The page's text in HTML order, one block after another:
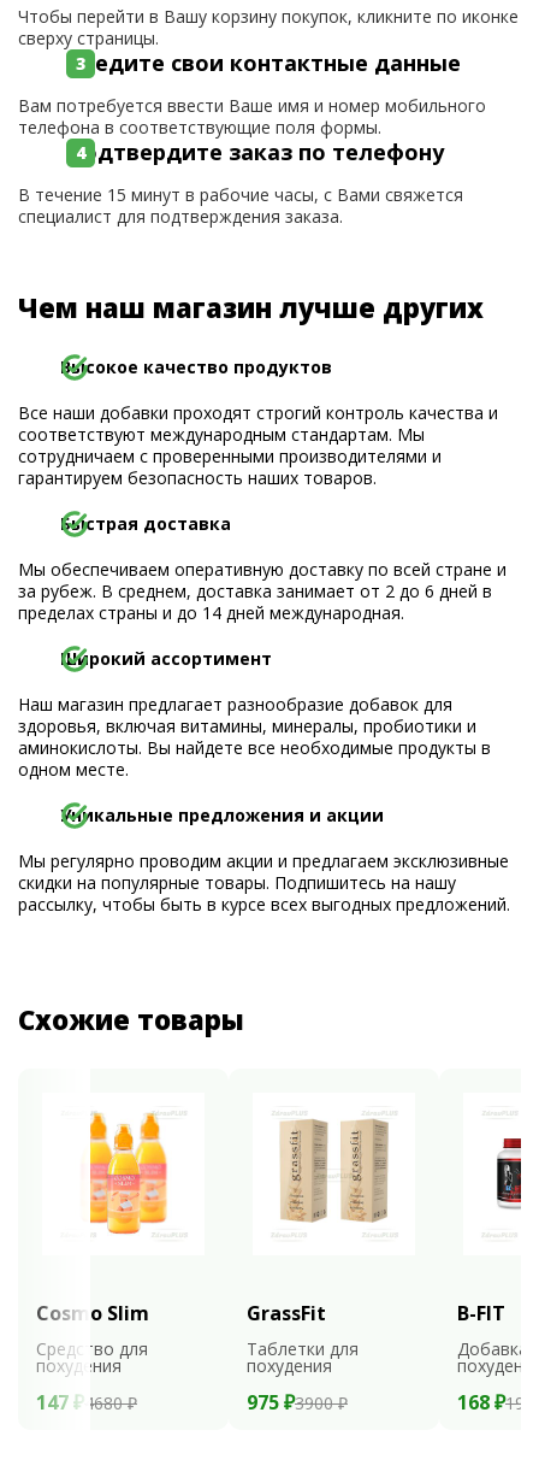
Чтобы перейти в Вашу корзину покупок, кликните по иконке
сверху страницы.
Введите свои контактные данные
Вам потребуется ввести Ваше имя и номер мобильного
телефона в соответствующие поля формы.
Подтвердите заказ по телефону
В течение 15 минут в рабочие часы, с Вами свяжется
специалист для подтверждения заказа.
Чем наш магазин лучше других
Высокое качество продуктов
Все наши добавки проходят строгий контроль качества и
соответствуют международным стандартам. Мы
сотрудничаем с проверенными производителями и
гарантируем безопасность наших товаров.
Быстрая доставка
Мы обеспечиваем оперативную доставку по всей стране и
за рубеж. В среднем, доставка занимает от 2 до 6 дней в
пределах страны и до 14 дней международная.
Широкий ассортимент
Наш магазин предлагает разнообразие добавок для
здоровья, включая витамины, минералы, пробиотики и
аминокислоты. Вы найдете все необходимые продукты в
одном месте.
Уникальные предложения и акции
Мы регулярно проводим акции и предлагаем эксклюзивные
скидки на популярные товары. Подпишитесь на нашу
рассылку, чтобы быть в курсе всех выгодных предложений.
Схожие товары
Cosmo Slim
Средство для
похудения
147 ₽ 4680 ₽
GrassFit
Таблетки для
похудения
975 ₽3900 ₽
B-FIT
Добавка
168 ₽